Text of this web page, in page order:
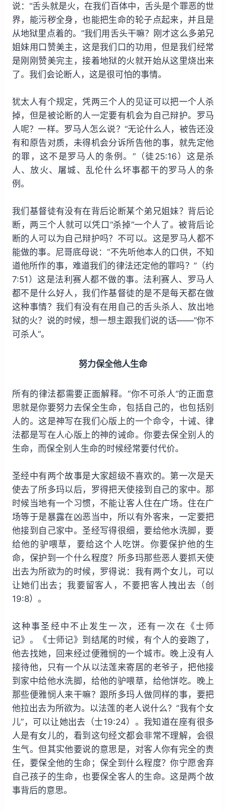
说：“舌头就是火，在我们百体中，舌头是个罪恶的世
界，能污秽全身，也能把生命的轮子点起来，并且是
从地狱里点着的。”我们用舌头干嘛？刚才这么多弟兄
姐妹用口赞美主，这是我们口的功用，但是我们经常
是刚刚赞美完主，接着地狱的火就开始从这里烧出来
了。我们会论断人，这是很可怕的事情。
犹太人有个规定，凭两三个人的见证可以把一个人杀
掉，但是被论断的人一定要有机会为自己辩护。罗马
人呢？一样。罗马人怎么说？“无论什么人，被告还没
有和原告对质，未得机会分诉所告他的事，就先定他
的罪，这不是罗马人的条例。”（徒25:16）这是杀
人、放火、屠城、乱伦什么坏事都干的罗马人的条
例。
我们基督徒有没有在背后论断某个弟兄姐妹？背后论
断，两三个人就可以凭口“杀掉”一个人了。被背后论
断的人可以为自己辩护吗？不可以。这是罗马人都不
能做的事。尼哥底母说：“不先听他本人的口供，不知
道他所作的事，难道我们的律法还定他的罪吗？”（约
7:51）这是法利赛人都不做的事。法利赛人、罗马人
都不是什么好人，我们作基督徒的是不是每天都在做
这种事情？我们有没有在用自己的舌头杀人、放出地
狱的火？说的时候，想一想主跟我们说的话——“你不
可杀人”。
努力保全他人生命
所有的律法都需要正面解释。“你不可杀人”的正面意
思就是你要努力去保全生命，包括自己的，也包括别
人的。这是神写在我们心版上的一个命令，十诫、律
法都是写在人心版上的神的诫命。你要去保全别人的
生命，而保全别人生命的时候经常要付代价。
圣经中有两个故事是大家超级不喜欢的。第一次是天
使去了所多玛以后，罗得把天使接到自己的家中。那
时候当地有一个习惯，不能让客人住在广场。住在广
场等于是暴露在凶恶当中，所以有外客来，一定要把
他接到自己家中。圣经写得很细，要给他水洗脚，要
给他的驴喂草，要给这个人吃饼。你要保护他的生
命，保护到一个什么程度？所多玛那些恶人要抓天使
出去为所欲为的时候，罗得说：我有两个女儿，可以
让她们出去；我要留客人，不要把客人拽出去（创
19:8）。
这种事圣经中不止发生一次，还有一次在《士师
记》。《士师记》到结尾的时候，有个人的妾跑了，
他去找她，回来经过便雅悯的一个城市。晚上没有人
接待他，只有一个从以法莲来寄居的老爷子，把他接
到家中给他水洗脚，给他的驴喂草，给他饼吃。晚上
那些便雅悯人来干嘛？跟所多玛人做同样的事，要把
他拉出去为所欲为。以法莲的老人说什么？“我有个女
儿”，可以让她出去（士19:24）。我知道在座有很多
人是有女儿的，看到这句经文都会非常不理解，会很
生气。但其实他要说的意思是，对客人你有完全的责
任，要保全他的生命；保全到什么程度？你宁愿舍弃
自己孩子的生命，也要保全客人的生命。这是两个故
事背后的意思。